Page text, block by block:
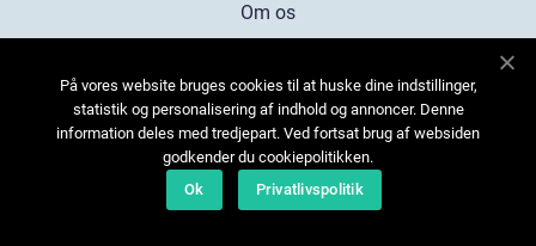
Om os
Kontakt os
Sitemap
På vores website bruges cookies til at huske dine indstillinger,
statistik og personalisering af indhold og annoncer. Denne
information deles med tredjepart. Ved fortsat brug af websiden
godkender du cookiepolitikken.
Ok
Privatlivspolitik